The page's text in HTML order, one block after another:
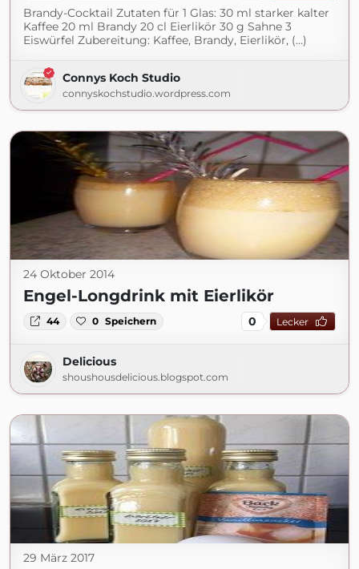
Brandy-Cocktail Zutaten für 1 Glas: 30 ml starker kalter
Kaffee 20 ml Brandy 20 cl Eierlikör 30 g Sahne 3
Eiswürfel Zubereitung: Kaffee, Brandy, Eierlikör, (...)
Connys Koch Studio
connyskochstudio.wordpress.com
24 Oktober 2014
Engel-Longdrink mit Eierlikör
44 0 Speichern 0 Lecker
Delicious
shoushousdelicious.blogspot.com
29 März 2017